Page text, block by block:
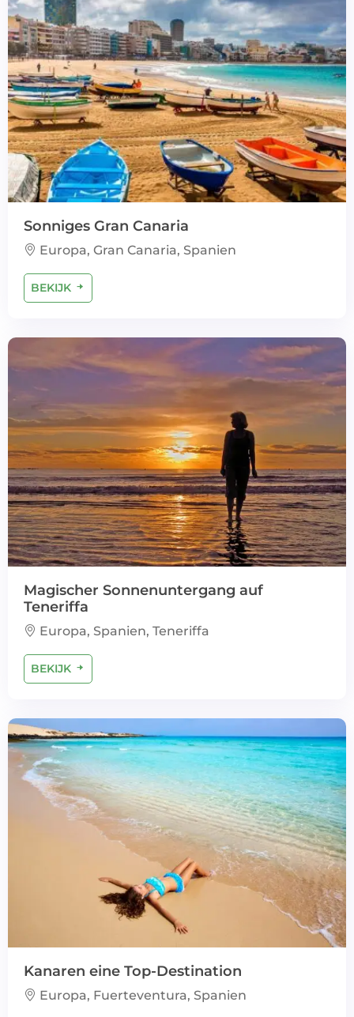
Sonniges Gran Canaria
Europa, Gran Canaria, Spanien
BEKIJK
Magischer Sonnenuntergang auf
Teneriffa
Europa, Spanien, Teneriffa
BEKIJK
Kanaren eine Top-Destination
Europa, Fuerteventura, Spanien